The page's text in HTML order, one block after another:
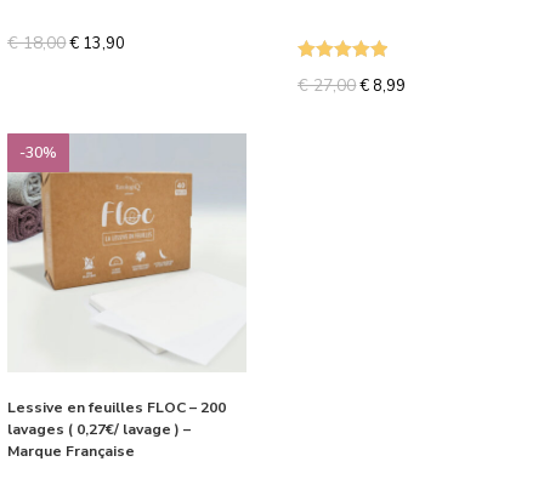
€18,00€ 13,90
€27,00€ 8,99
-30%
Lessive en feuilles FLOC – 200
lavages ( 0,27€/ lavage ) –
Marque Française